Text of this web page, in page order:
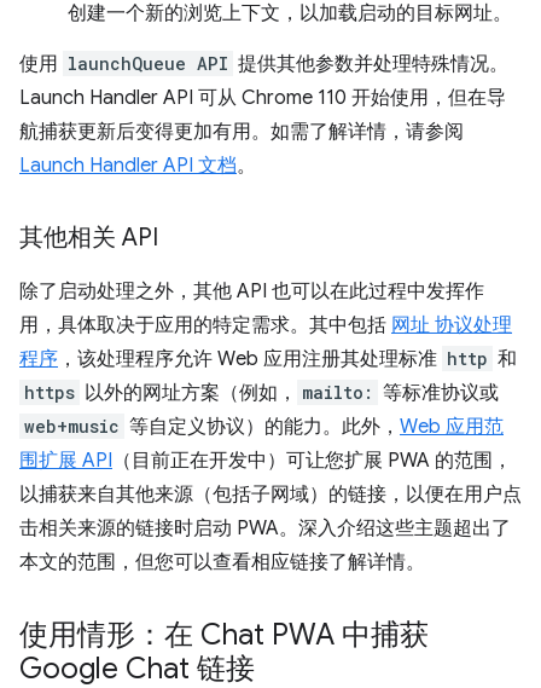
创建一个新的浏览上下文，以加载启动的目标网址。
使用 launchQueue API 提供其他参数并处理特殊情况。
Launch Handler API 可从 Chrome 110 开始使用，但在导
航捕获更新后变得更加有用。如需了解详情，请参阅
Launch Handler API 文档。
其他相关 API
除了启动处理之外，其他 API 也可以在此过程中发挥作
用，具体取决于应用的特定需求。其中包括 网址 协议处理
程序 ，该处理程序允许 Web 应用注册其处理标准 http 和
https 以外的网址方案（例如， mailto: 等标准协议或
web+music 等自定义协议）的能力。此外， Web 应用范
围扩展 API （目前正在开发中）可让您扩展 PWA 的范围，
以捕获来自其他来源（包括子网域）的链接，以便在用户点
击相关来源的链接时启动 PWA。深入介绍这些主题超出了
本文的范围，但您可以查看相应链接了解详情。
使用情形：在 Chat PWA 中捕获
Google Chat 链接